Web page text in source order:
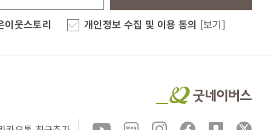
이웃스토리 개인정보 수집 및 이용 동의 [보기]